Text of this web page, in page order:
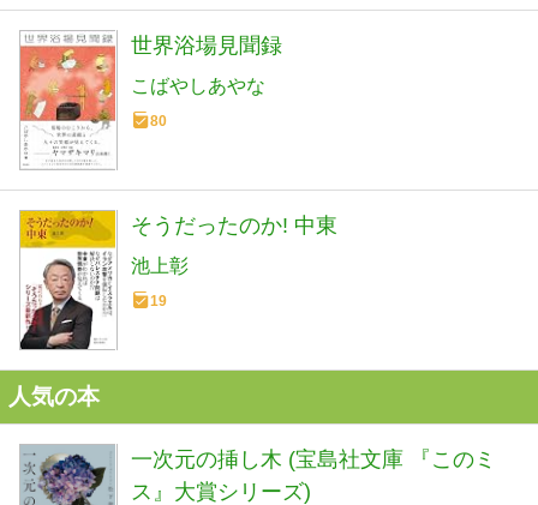
世界浴場見聞録
こばやしあやな
80
そうだったのか! 中東
池上彰
19
人気の本
一次元の挿し木 (宝島社文庫 『このミ
ス』大賞シリーズ)